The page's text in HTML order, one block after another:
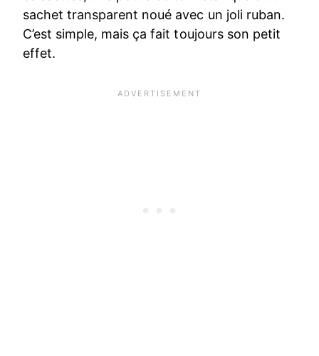
sachet transparent noué avec un joli ruban.
C’est simple, mais ça fait toujours son petit
effet.